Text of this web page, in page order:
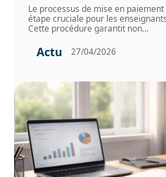
Le processus de mise en
étape cruciale pour les
Cette procédure garantit non…
Actu 27/04/2026